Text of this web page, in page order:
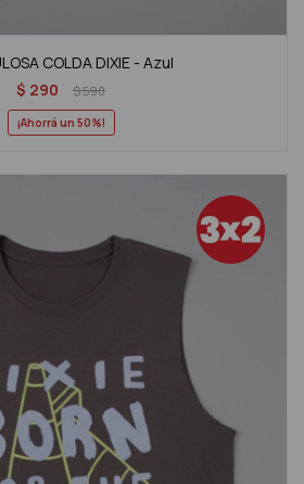
COLDA DIXIE - Azul
$ 290 $590
50